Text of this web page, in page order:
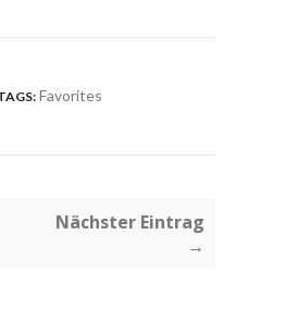
Favorites
Nächster Eintrag
→